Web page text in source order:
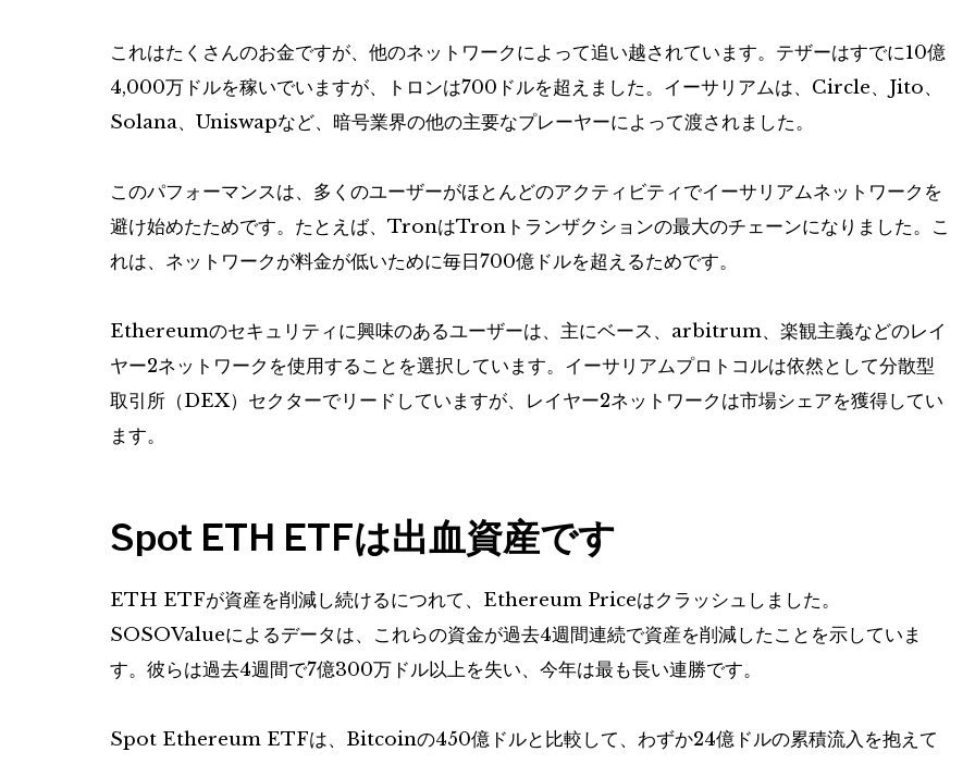
これはたくさんのお金ですが、他のネットワークによって追い越されています。テザーはすでに10億
4,000万ドルを稼いでいますが、トロンは700ドルを超えました。イーサリアムは、Circle、Jito、
Solana、Uniswapなど、暗号業界の他の主要なプレーヤーによって渡されました。
このパフォーマンスは、多くのユーザーがほとんどのアクティビティでイーサリアムネットワークを
避け始めたためです。たとえば、TronはTronトランザクションの最大のチェーンになりました。こ
れは、ネットワークが料金が低いために毎日700億ドルを超えるためです。
Ethereumのセキュリティに興味のあるユーザーは、主にベース、arbitrum、楽観主義などのレイ
ヤー2ネットワークを使用することを選択しています。イーサリアムプロトコルは依然として分散型
取引所（DEX）セクターでリードしていますが、レイヤー2ネットワークは市場シェアを獲得してい
ます。
Spot ETH ETFは出血資産です
ETH ETFが資産を削減し続けるにつれて、Ethereum Priceはクラッシュしました。
SOSOValueによるデータは、これらの資金が過去4週間連続で資産を削減したことを示していま
す。彼らは過去4週間で7億300万ドル以上を失い、今年は最も長い連勝です。
Spot Ethereum ETFは、Bitcoinの450億ドルと比較して、わずか24億ドルの累積流入を抱えて